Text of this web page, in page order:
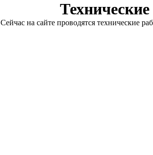
Сейчас на сайте проводятся технические